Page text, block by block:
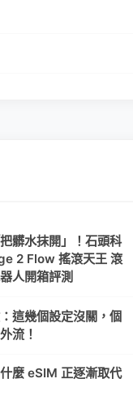
髒水抹開」！石頭科
2 Flow 搖滾天王 滾
人開箱評測
這幾個設定沒關，個
流！
麼 eSIM 正逐漸取代